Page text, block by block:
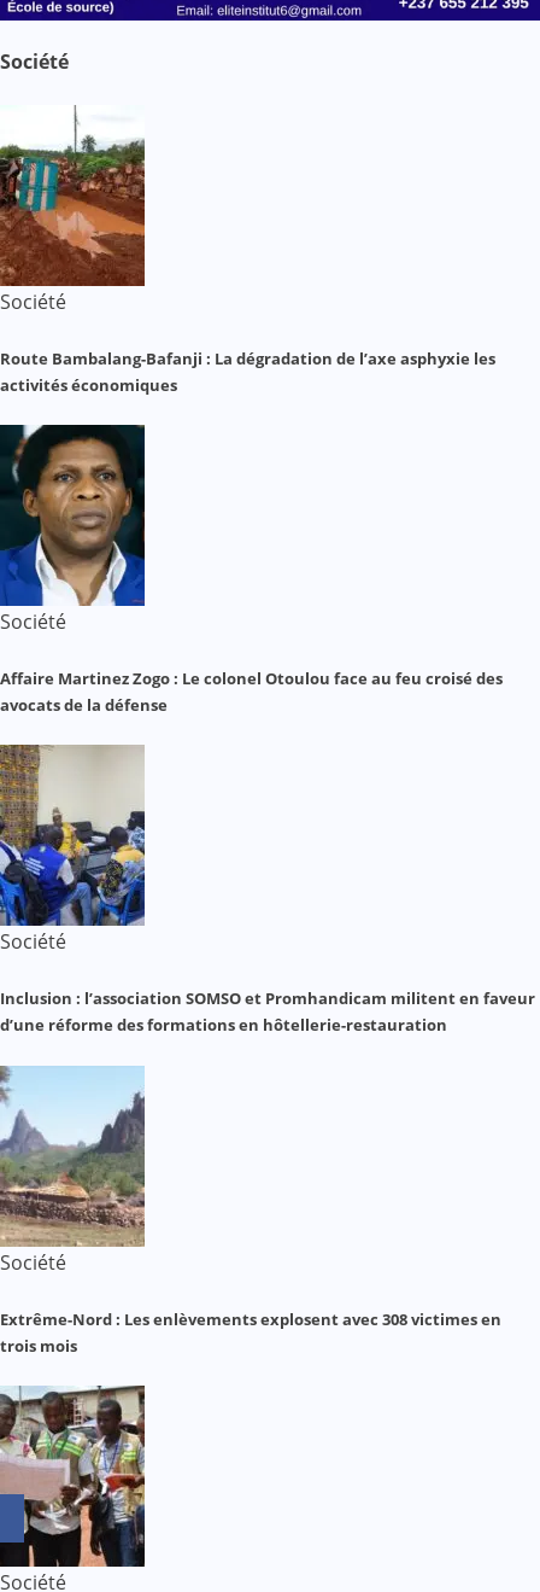
Société
Société
Route Bambalang-Bafanji : La dégradation de l’axe asphyxie les
activités économiques
Société
Affaire Martinez Zogo : Le colonel Otoulou face au feu croisé des
avocats de la défense
Société
Inclusion : l’association SOMSO et Promhandicam militent en faveur
d’une réforme des formations en hôtellerie-restauration
Société
Extrême-Nord : Les enlèvements explosent avec 308 victimes en
trois mois
Société